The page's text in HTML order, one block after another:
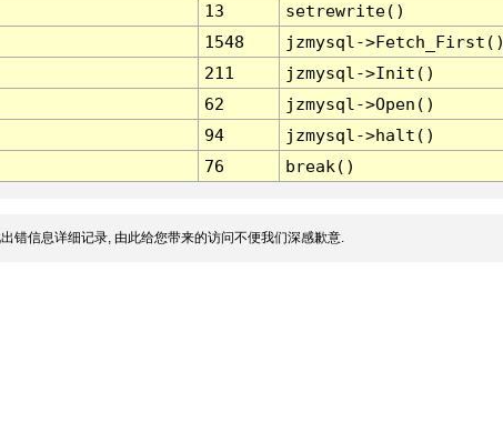
13
setrewrite()
1548
jzmysql-
211
jzmysql->Init()
62
jzmysql->Open()
94
jzmysql->halt()
76 break()
错信息详细记录, 由此给您带来的访问不便我们深感歉意.